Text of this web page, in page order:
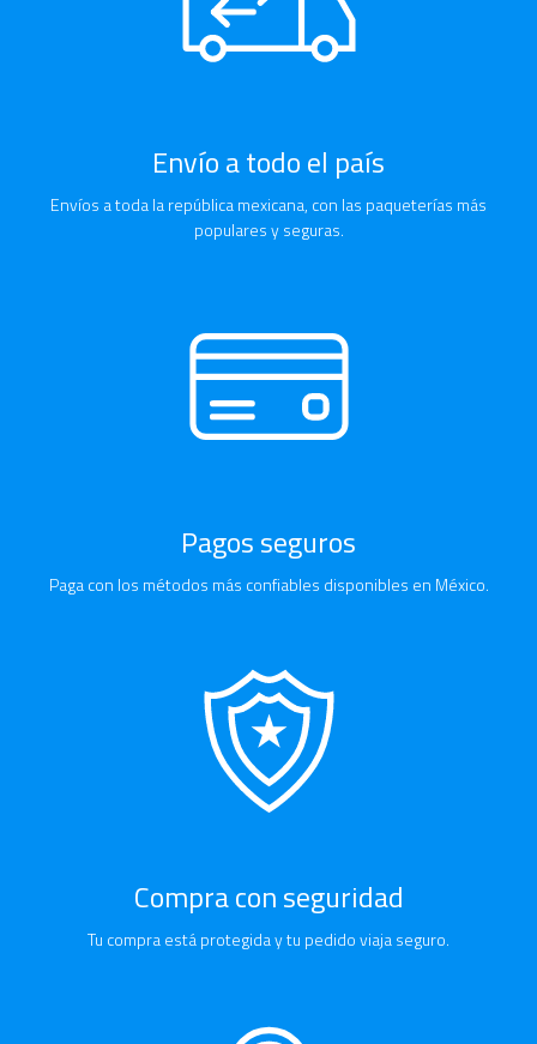
Envío a todo el país
Envíos a toda la república mexicana, con las paqueterías más
populares y seguras.
Pagos seguros
Paga con los métodos más confiables disponibles en México.
Compra con seguridad
Tu compra está protegida y tu pedido viaja seguro.